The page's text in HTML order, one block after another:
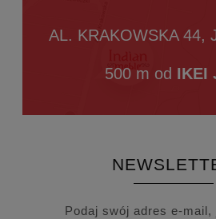
AL. KRAKOWSKA 44,
500 m od IKEI
Podaj swój adres e-